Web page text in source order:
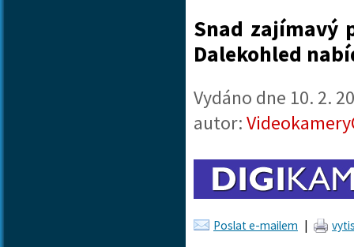
Snad zajímavý
Dalekohled
Vydáno dne 10. 2.
autor:
Poslat e-mailem |